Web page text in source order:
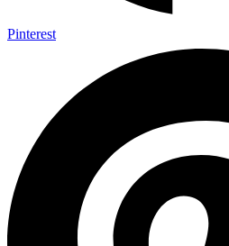
Pinterest